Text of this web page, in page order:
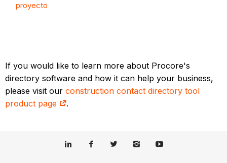
proyecto
If you would like to learn more about Procore's
directory software and how it can help your business,
please visit ourconstruction contact directory tool
product page
.